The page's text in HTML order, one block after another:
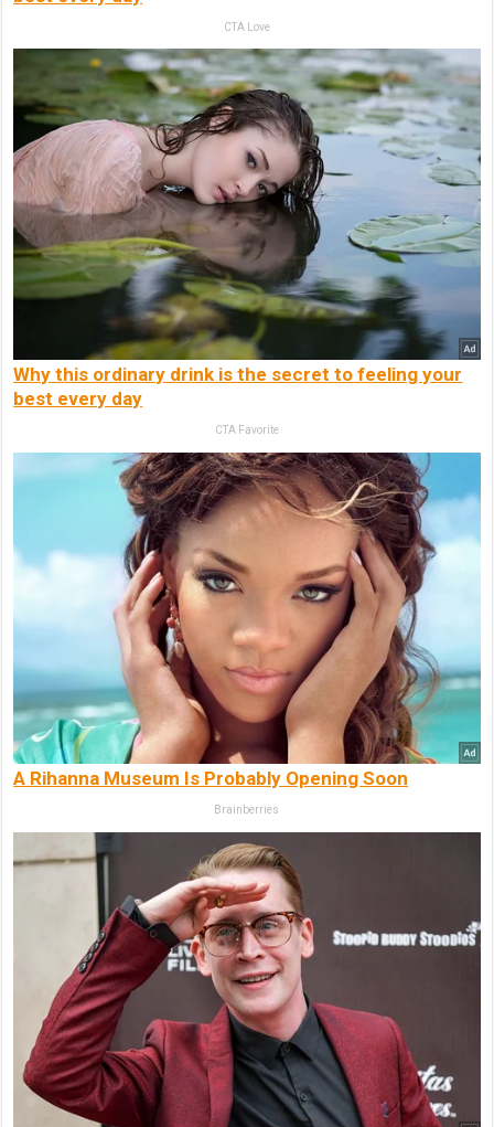
CTA Love
Why this ordinary drink is the secret to feeling your
best every day
CTA Favorite
A Rihanna Museum Is Probably Opening Soon
Brainberries